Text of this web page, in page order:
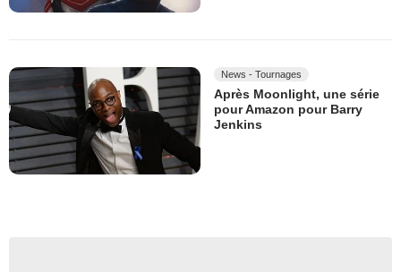
News - Tournages
Après Moonlight, une série
pour Amazon pour Barry
Jenkins